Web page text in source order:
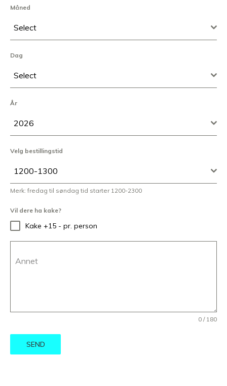
Måned
Select
Dag
Select
År
2026
Velg bestillingstid
1200-1300
Merk: fredag til søndag tid starter 1200-2300
Vil dere ha kake?
Kake +15 - pr. person
Annet
0 / 180
SEND